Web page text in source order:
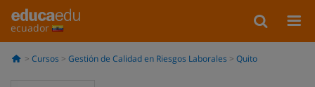
ecuador
Cursos Gestión de Calidad en Riesgos Laborales Quito